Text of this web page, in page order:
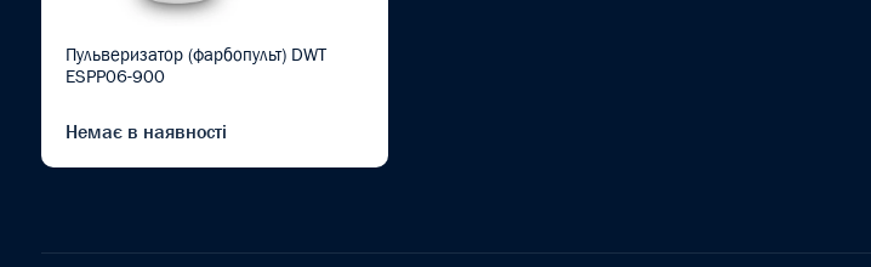
Пульверизатор (фарбопульт) DWT
ESPP06-900
Немає в наявності